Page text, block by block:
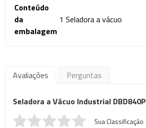
Conteúdo
da
embalagem
1 Seladora a vácuo
Avaliações Perguntas
Seladora a Vácuo Industrial DBD840P
Sua Classificação